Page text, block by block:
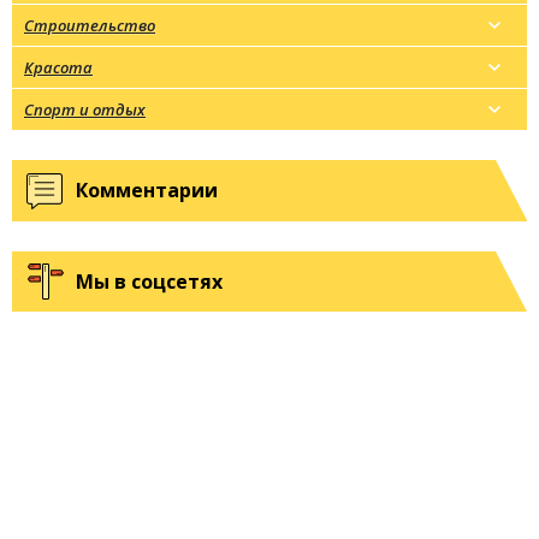
Строительство
Красота
Спорт и отдых
Комментарии
Мы в соцсетях